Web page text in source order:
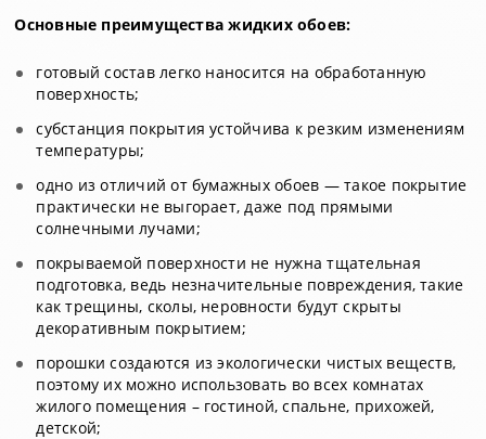
Основные преимущества жидких обоев:
готовый состав легко наносится на обработанную
поверхность;
субстанция покрытия устойчива к резким изменениям
температуры;
одно из отличий от бумажных обоев — такое покрытие
практически не выгорает, даже под прямыми
солнечными лучами;
покрываемой поверхности не нужна тщательная
подготовка, ведь незначительные повреждения, такие
как трещины, сколы, неровности будут скрыты
декоративным покрытием;
порошки создаются из экологически чистых веществ,
поэтому их можно использовать во всех комнатах
жилого помещения – гостиной, спальне, прихожей,
детской;